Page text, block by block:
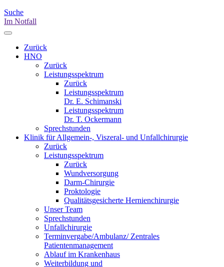
Suche
Im Notfall
Zurück
HNO
Zurück
Leistungsspektrum
Zurück
Leistungsspektrum
Dr. E. Schimanski
Leistungsspektrum
Dr. T. Ockermann
Sprechstunden
Klinik für Allgemein-, Viszeral- und Unfallchirurgie
Zurück
Leistungsspektrum
Zurück
Wundversorgung
Darm-Chirurgie
Proktologie
Qualitätsgesicherte Hernienchirurgie
Unser Team
Sprechstunden
Unfallchirurgie
Terminvergabe/Ambulanz/ Zentrales
Patientenmanagement
Ablauf im Krankenhaus
Weiterbildung und